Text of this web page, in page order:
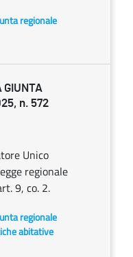
regionale
GIUNTA
n. 572
Unico
regionale
9, co. 2.
regionale
abitative